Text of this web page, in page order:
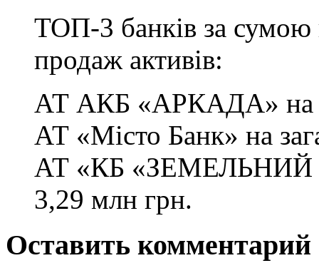
ТОП-3 банків за сумою
продаж активів:
АТ АКБ «АРКАДА» на
АТ «Місто Банк» на
АТ «КБ «ЗЕМЕЛЬНИЙ
3,29 млн грн.
Оставить комментарий